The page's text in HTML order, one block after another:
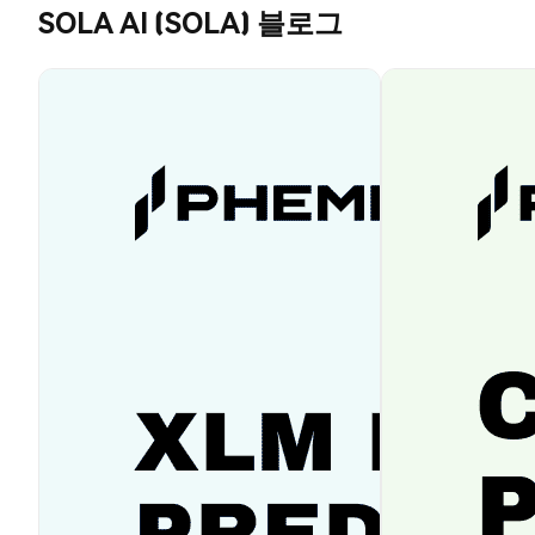
SOLA AI (SOLA) 블로그